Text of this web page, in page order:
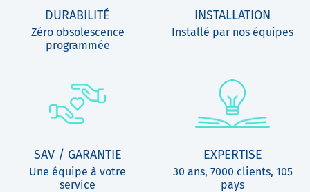
DURABILITÉ
Zéro obsolescence
programmée
INSTALLATION
Installé par nos équipes
SAV / GARANTIE
Une équipe à votre
service
EXPERTISE
30 ans, 7000 clients, 105
pays